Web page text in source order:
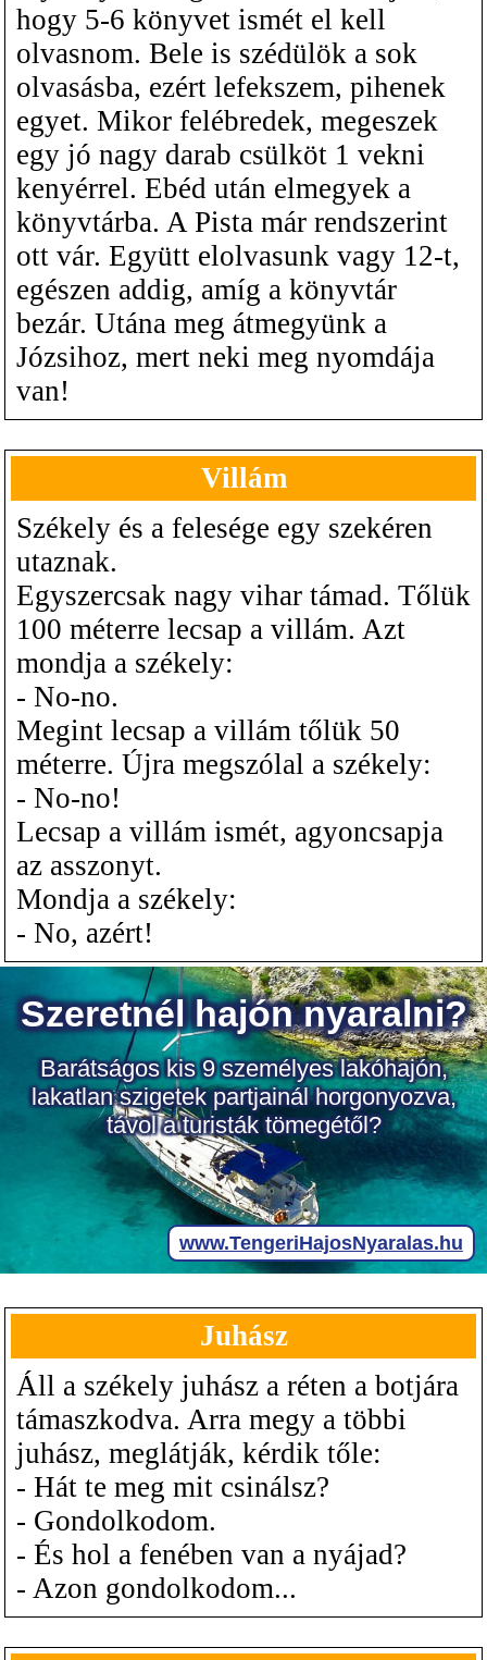
hogy 5-6 könyvet ismét el kell
olvasnom. Bele is szédülök a sok
olvasásba, ezért lefekszem, pihenek
egyet. Mikor felébredek, megeszek
egy jó nagy darab csülköt 1 vekni
kenyérrel. Ebéd után elmegyek a
könyvtárba. A Pista már rendszerint
ott vár. Együtt elolvasunk vagy 12-t,
egészen addig, amíg a könyvtár
bezár. Utána meg átmegyünk a
Józsihoz, mert neki meg nyomdája
van!
Villám
Székely és a felesége egy szekéren
utaznak.
Egyszercsak nagy vihar támad. Tőlük
100 méterre lecsap a villám. Azt
mondja a székely:
- No-no.
Megint lecsap a villám tőlük 50
méterre. Újra megszólal a székely:
- No-no!
Lecsap a villám ismét, agyoncsapja
az asszonyt.
Mondja a székely:
- No, azért!
Juhász
Áll a székely juhász a réten a botjára
támaszkodva. Arra megy a többi
juhász, meglátják, kérdik tőle:
- Hát te meg mit csinálsz?
- Gondolkodom.
- És hol a fenében van a nyájad?
- Azon gondolkodom...